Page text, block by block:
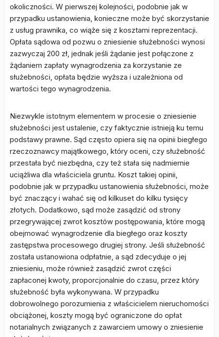
okoliczności. W pierwszej kolejności, podobnie jak w
przypadku ustanowienia, konieczne może być skorzystanie
z usług prawnika, co wiąże się z kosztami reprezentacji.
Opłata sądowa od pozwu o zniesienie służebności wynosi
zazwyczaj 200 zł, jednak jeśli żądanie jest połączone z
żądaniem zapłaty wynagrodzenia za korzystanie ze
służebności, opłata będzie wyższa i uzależniona od
wartości tego wynagrodzenia.
Niezwykle istotnym elementem w procesie o zniesienie
służebności jest ustalenie, czy faktycznie istnieją ku temu
podstawy prawne. Sąd często opiera się na opinii biegłego
rzeczoznawcy majątkowego, który oceni, czy służebność
przestała być niezbędna, czy też stała się nadmiernie
uciążliwa dla właściciela gruntu. Koszt takiej opinii,
podobnie jak w przypadku ustanowienia służebności, może
być znaczący i wahać się od kilkuset do kilku tysięcy
złotych. Dodatkowo, sąd może zasądzić od strony
przegrywającej zwrot kosztów postępowania, które mogą
obejmować wynagrodzenie dla biegłego oraz koszty
zastępstwa procesowego drugiej strony. Jeśli służebność
została ustanowiona odpłatnie, a sąd zdecyduje o jej
zniesieniu, może również zasądzić zwrot części
zapłaconej kwoty, proporcjonalnie do czasu, przez który
służebność była wykonywana. W przypadku
dobrowolnego porozumienia z właścicielem nieruchomości
obciążonej, koszty mogą być ograniczone do opłat
notarialnych związanych z zawarciem umowy o zniesienie